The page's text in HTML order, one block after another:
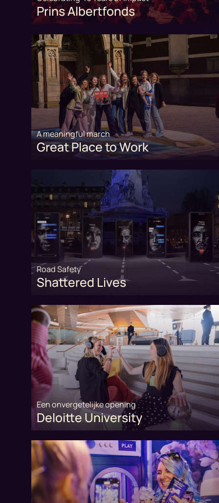
Prins Albertfonds
A meaningful march
Great Place to Work
Road Safety
Shattered Lives
Een onvergetelijke opening
Deloitte University